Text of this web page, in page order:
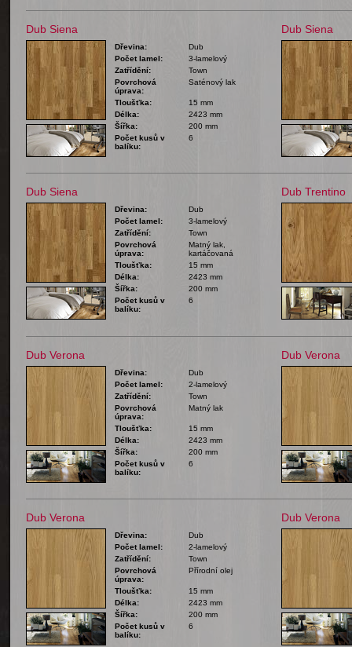
Dub Siena
Dřevina:
Dub
Počet lamel:
3-lamelový
Zatřídění:
Town
Povrchová
úprava:
Saténový lak
Tloušťka:
15 mm
Délka:
2423 mm
Šířka:
200 mm
Počet kusů v
balíku:
6
Dub Siena
Dub Siena
Dřevina:
Dub
Počet lamel:
3-lamelový
Zatřídění:
Town
Povrchová
úprava:
Matný lak,
kartáčovaná
Tloušťka:
15 mm
Délka:
2423 mm
Šířka:
200 mm
Počet kusů v
balíku:
6
Dub Trentino
Dub Verona
Dřevina:
Dub
Počet lamel:
2-lamelový
Zatřídění:
Town
Povrchová
úprava:
Matný lak
Tloušťka:
15 mm
Délka:
2423 mm
Šířka:
200 mm
Počet kusů v
balíku:
6
Dub Verona
Dub Verona
Dřevina:
Dub
Počet lamel:
2-lamelový
Zatřídění:
Town
Povrchová
úprava:
Přírodní olej
Tloušťka:
15 mm
Délka:
2423 mm
Šířka:
200 mm
Počet kusů v
balíku:
6
Dub Verona